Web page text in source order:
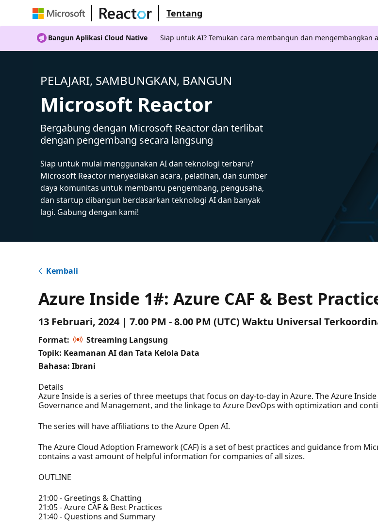
Tentang
Bangun Aplikasi Cloud Native Siap untuk AI? Temukan cara membangun dan mengembangkan
PELAJARI, SAMBUNGKAN, BANGUN
Microsoft Reactor
Bergabung dengan Microsoft Reactor dan terlibat
dengan pengembang secara langsung
Siap untuk mulai menggunakan AI dan teknologi terbaru?
Microsoft Reactor menyediakan acara, pelatihan, dan sumber
daya komunitas untuk membantu pengembang, pengusaha,
dan startup dibangun berdasarkan teknologi AI dan banyak
lagi. Gabung dengan kami!
Kembali
Azure Inside 1#: Azure CAF & Best
13 Februari, 2024 | 7.00 PM - 8.00 PM (UTC) Waktu Universal
Format:
Streaming Langsung
Topik: Keamanan AI dan Tata Kelola Data
Bahasa: Ibrani
Details
Azure Inside is a series of three meetups that focus on day-to-day in Azure. The Azure
Governance and Management, and the linkage to Azure DevOps with optimization and
The series will have affiliations to the Azure Open AI.
The Azure Cloud Adoption Framework (CAF) is a set of best practices and guidance from
contains a vast amount of helpful information for companies of all sizes.
OUTLINE
21:00 - Greetings & Chatting
21:05 - Azure CAF & Best Practices
21:40 - Questions and Summary